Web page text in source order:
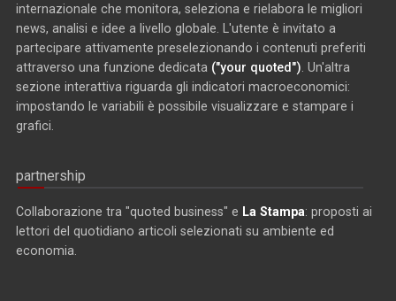
internazionale che monitora, seleziona e rielabora le migliori
news, analisi e idee a livello globale. L'utente è invitato a
partecipare attivamente preselezionando i contenuti preferiti
attraverso una funzione dedicata ("your quoted") . Un'altra
sezione interattiva riguarda gli indicatori macroeconomici:
impostando le variabili è possibile visualizzare e stampare i
grafici.
partnership
Collaborazione tra "quoted business" e La Stampa: proposti ai
lettori del quotidiano articoli selezionati su ambiente ed
economia.